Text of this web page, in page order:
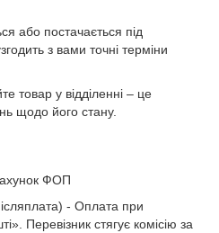
або постачається під
з вами точні терміни
товар у відділенні – це
щодо його стану.
ФОП
- Оплата при
Перевізник стягує комісію за